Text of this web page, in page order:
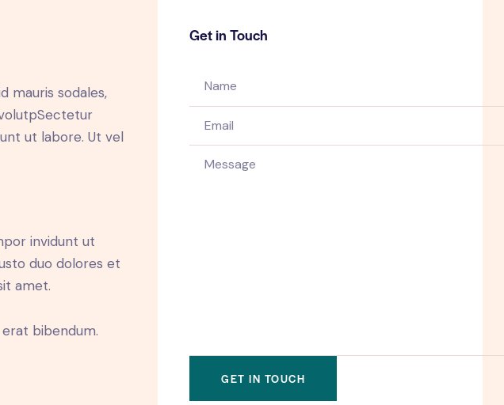
mauris sodales,
ut labore. Ut vel
invidunt ut
duo dolores et
amet.
bibendum.
Get in Touch